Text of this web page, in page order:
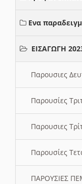
Ενα
ΕΙΣΑΓΩΓΗ
Παρουσιες
Παρουσίες
Παρουσιες
Παρουσίες
ΠΑΡΟΥΣΙΕΣ